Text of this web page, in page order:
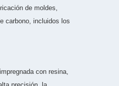
de moldes,
carbono, incluidos los
con resina,